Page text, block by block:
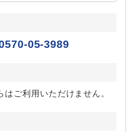
05-3989
ご利用いただけません。